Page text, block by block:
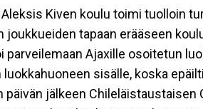
Kiven koulu toimi tuolloin
tapaan erääseen
parveilemaan Ajaxille osoitetun
sisälle, koska
jälkeen